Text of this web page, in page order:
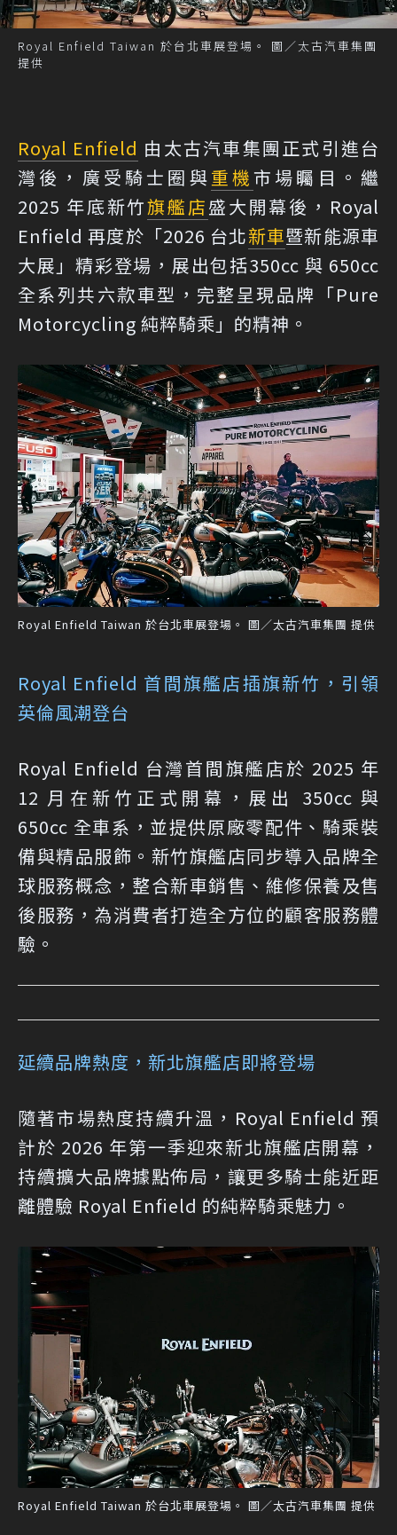
Royal Enfield Taiwan 於台北車展登場。 圖／太古汽車集團
提供
Royal Enfield 由太古汽車集團正式引進台
灣後，廣受騎士圈與重機市場矚目。繼
2025 年底新竹旗艦店盛大開幕後，Royal
Enfield 再度於「2026 台北新車暨新能源車
大展」精彩登場，展出包括350cc 與 650cc
全系列共六款車型，完整呈現品牌「Pure
Motorcycling 純粹騎乘」的精神。
Royal Enfield Taiwan 於台北車展登場。 圖／太古汽車集團 提供
Royal Enfield 首間旗艦店插旗新竹，引領
英倫風潮登台
Royal Enfield 台灣首間旗艦店於 2025 年
12 月在新竹正式開幕，展出 350cc 與
650cc 全車系，並提供原廠零配件、騎乘裝
備與精品服飾。新竹旗艦店同步導入品牌全
球服務概念，整合新車銷售、維修保養及售
後服務，為消費者打造全方位的顧客服務體
驗。
延續品牌熱度，新北旗艦店即將登場
隨著市場熱度持續升溫，Royal Enfield 預
計於 2026 年第一季迎來新北旗艦店開幕，
持續擴大品牌據點佈局，讓更多騎士能近距
離體驗 Royal Enfield 的純粹騎乘魅力。
Royal Enfield Taiwan 於台北車展登場。 圖／太古汽車集團 提供